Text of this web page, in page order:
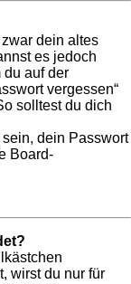
dein altes
es jedoch
du auf der
vergessen“
solltest du dich
dein Passwort
Board-
wirst du nur für